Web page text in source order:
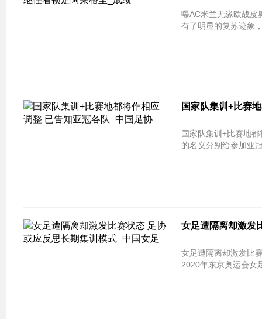
曝AC米兰无缘欧战皮奥利下课 继任
有了明显的复苏迹象
国家队集训+比赛
国家队集训+比赛地
的名义分别给参加亚
女足遭隔离却激发
女足遭隔离却激发比
2020年东京奥运会女